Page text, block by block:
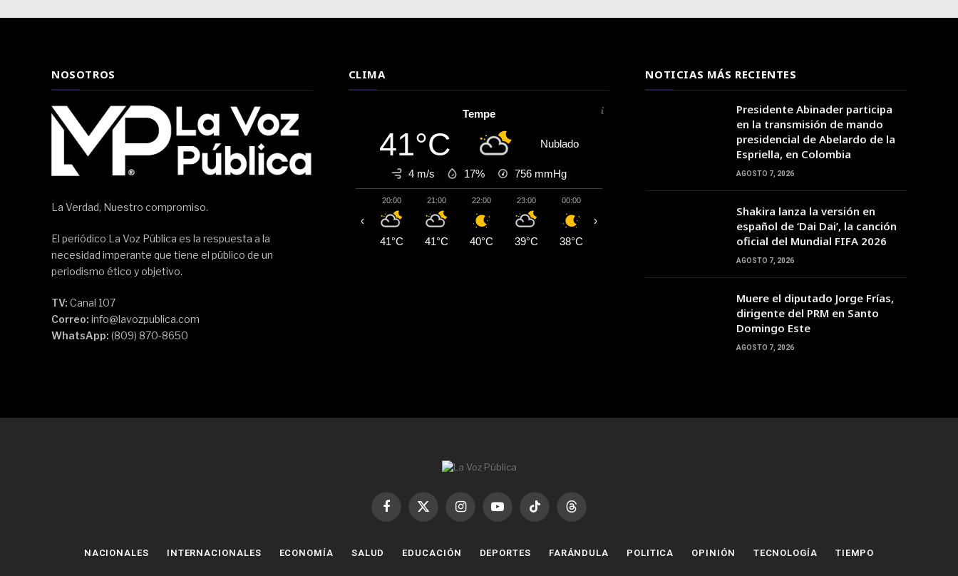
NOSOTROS
La Verdad, Nuestro compromiso.
El periódico La Voz Pública es la respuesta a la
necesidad imperante que tiene el público de un
periodismo ético y objetivo.
TV: Canal 107
Correo: info@lavozpublica.com
WhatsApp: (809) 870-8650
CLIMA
Tempe
41°C Nublado
4 m/s 17% 756 mmHg
20:00
41°C
21:00
41°C
22:00
40°C
23:00
39°C
00:00
38°C 35°C 34°C 33°C 34°C
‹ ›
NOTICIAS MÁS RECIENTES
Presidente Abinader participa
en la transmisión de mando
presidencial de Abelardo de la
Espriella, en Colombia
AGOSTO 7, 2026
Shakira lanza la versión en
español de ‘Dai Dai’, la canción
oficial del Mundial FIFA 2026
AGOSTO 7, 2026
Muere el diputado Jorge Frías,
dirigente del PRM en Santo
Domingo Este
AGOSTO 7, 2026
Facebook
X
InstagramYouTubeTikTok Threads
NACIONALES INTERNACIONALES ECONOMÍA SALUD EDUCACIÓN DEPORTES FARÁNDULA POLITICA OPINIÓN TECNOLOGÍA TIEMPO